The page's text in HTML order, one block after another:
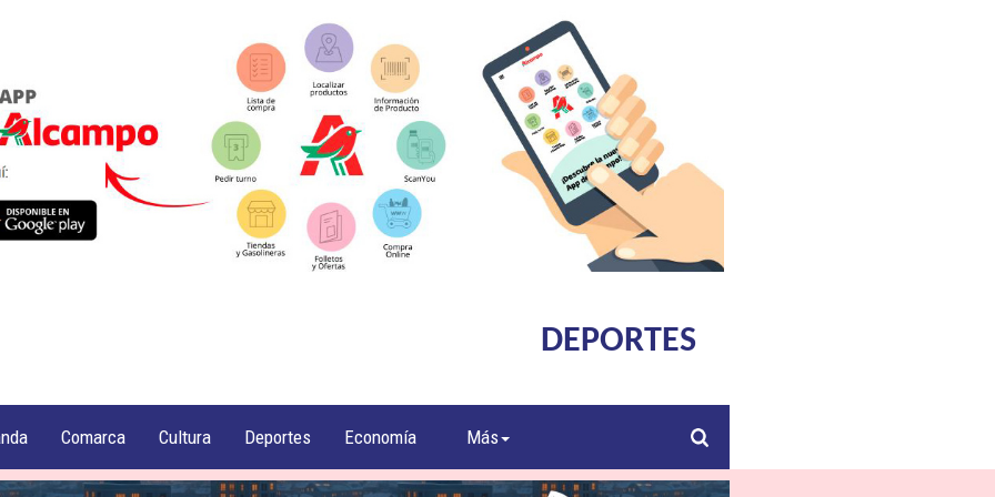
DEPORTES
Comarca Cultura Deportes Economía Más